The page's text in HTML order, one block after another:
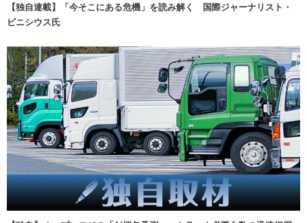
【独自連載】「今そこにある危機」を読み解く 国際ジャーナリスト・
ビニシウス氏